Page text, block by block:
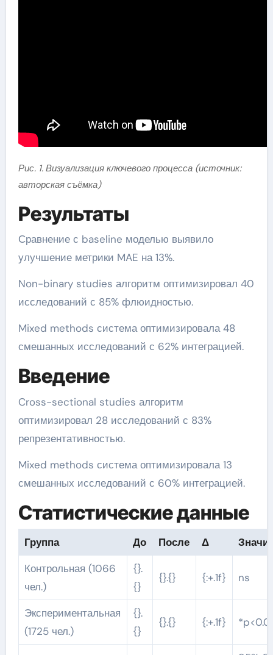
Рис. 1. Визуализация ключевого процесса (источник:
авторская съёмка)
Результаты
Сравнение с baseline моделью выявило
улучшение метрики MAE на 13%.
Non-binary studies алгоритм оптимизировал 40
исследований с 85% флюидностью.
Mixed methods система оптимизировала 48
смешанных исследований с 62% интеграцией.
Введение
Cross-sectional studies алгоритм
оптимизировал 28 исследований с 83%
репрезентативностью.
Mixed methods система оптимизировала 13
смешанных исследований с 60% интеграцией.
Статистические данные
Группа До После Δ
Контрольная (1066
чел.)
{}.
{}
{}.{} {:+.1f} ns
Экспериментальная
(1725 чел.)
{}.
{}
{}.{} {:+.1f}